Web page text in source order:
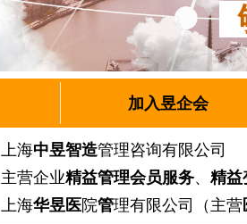
加入昱企会
上海中昱智造管理咨询有限公
主营企业精益管理会员服务、 精益
上海华昱医院管理有限公司（主营